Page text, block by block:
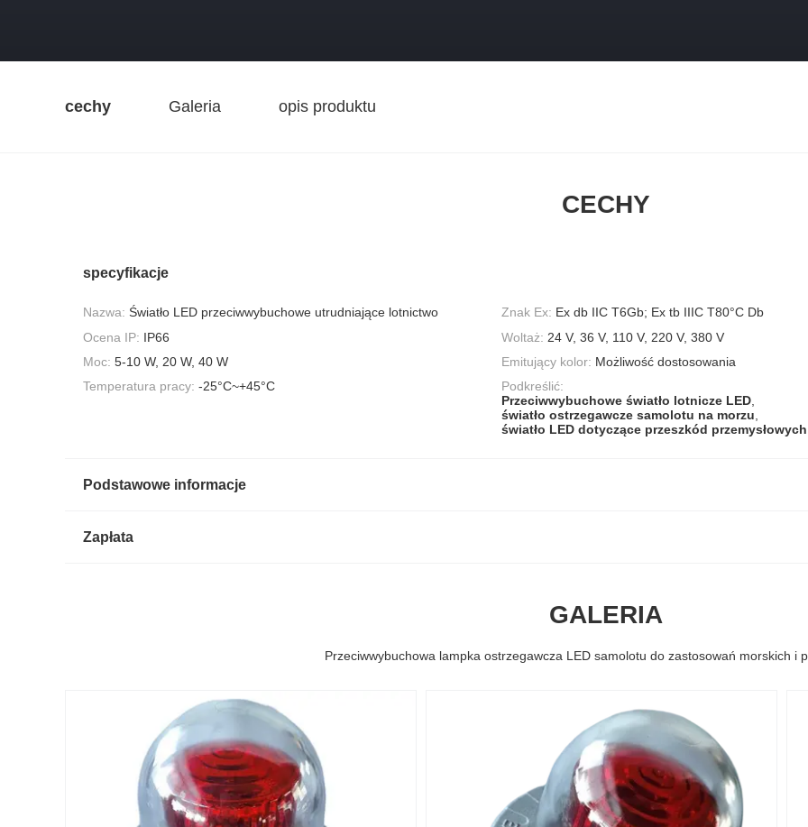
cechy Galeria opis produktu
CECHY
specyfikacje
Nazwa: Światło LED przeciwwybuchowe utrudniające lotnictwo Znak Ex: Ex db IIC T6Gb; Ex tb IIIC T80°C Db
Ocena IP: IP66 Woltaż: 24 V, 36 V, 110 V, 220 V, 380 V
Moc: 5-10 W, 20 W, 40 W Emitujący kolor: Możliwość dostosowania
Temperatura pracy: -25°C~+45°C
Podkreślić:
Przeciwwybuchowe światło lotnicze LED
światło ostrzegawcze samolotu na morzu
światło LED dotyczące przeszkód przemysłowych
Podstawowe informacje
Zapłata
GALERIA
Przeciwwybuchowa lampka ostrzegawcza LED samolotu do zastosowań morskich i